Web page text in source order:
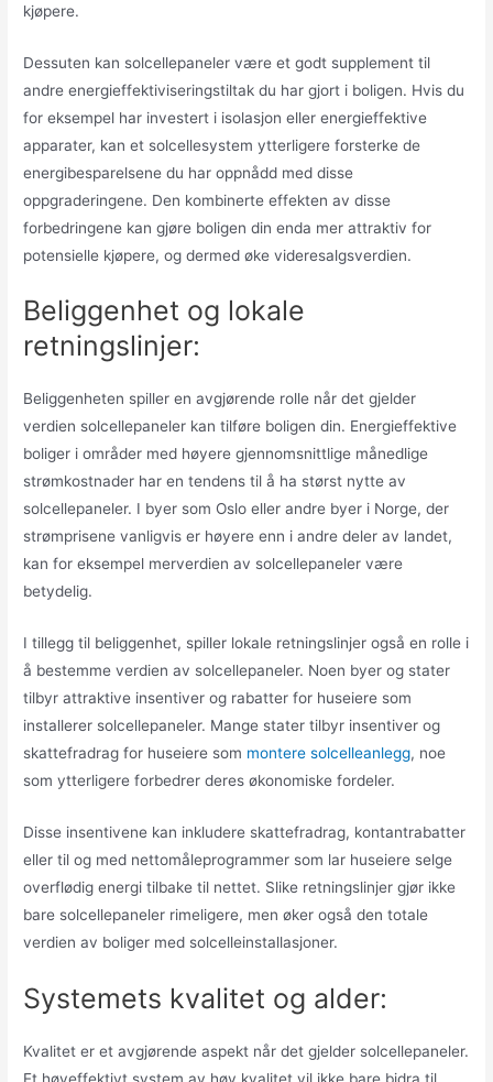
kjøpere.
Dessuten kan solcellepaneler være et godt supplement til
andre energieffektiviseringstiltak du har gjort i boligen. Hvis du
for eksempel har investert i isolasjon eller energieffektive
apparater, kan et solcellesystem ytterligere forsterke de
energibesparelsene du har oppnådd med disse
oppgraderingene. Den kombinerte effekten av disse
forbedringene kan gjøre boligen din enda mer attraktiv for
potensielle kjøpere, og dermed øke videresalgsverdien.
Beliggenhet og lokale
retningslinjer:
Beliggenheten spiller en avgjørende rolle når det gjelder
verdien solcellepaneler kan tilføre boligen din. Energieffektive
boliger i områder med høyere gjennomsnittlige månedlige
strømkostnader har en tendens til å ha størst nytte av
solcellepaneler. I byer som Oslo eller andre byer i Norge, der
strømprisene vanligvis er høyere enn i andre deler av landet,
kan for eksempel merverdien av solcellepaneler være
betydelig.
I tillegg til beliggenhet, spiller lokale retningslinjer også en rolle i
å bestemme verdien av solcellepaneler. Noen byer og stater
tilbyr attraktive insentiver og rabatter for huseiere som
installerer solcellepaneler. Mange stater tilbyr insentiver og
skattefradrag for huseiere som montere solcelleanlegg, noe
som ytterligere forbedrer deres økonomiske fordeler.
Disse insentivene kan inkludere skattefradrag, kontantrabatter
eller til og med nettomåleprogrammer som lar huseiere selge
overflødig energi tilbake til nettet. Slike retningslinjer gjør ikke
bare solcellepaneler rimeligere, men øker også den totale
verdien av boliger med solcelleinstallasjoner.
Systemets kvalitet og alder:
Kvalitet er et avgjørende aspekt når det gjelder solcellepaneler.